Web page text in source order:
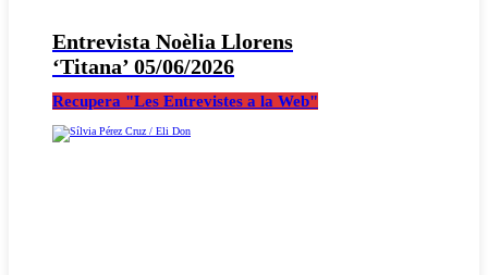
Entrevista Noèlia Llorens
‘Titana’ 05/06/2026
Recupera "Les Entrevistes a la Web"